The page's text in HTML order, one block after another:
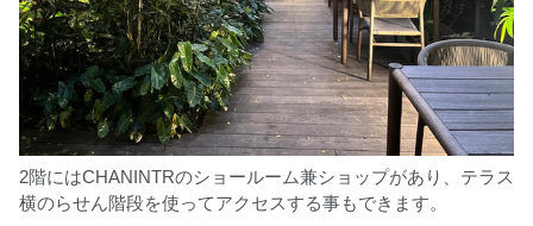
2階にはCHANINTRのショールーム兼ショップがあり、テラス
横のらせん階段を使ってアクセスする事もできます。